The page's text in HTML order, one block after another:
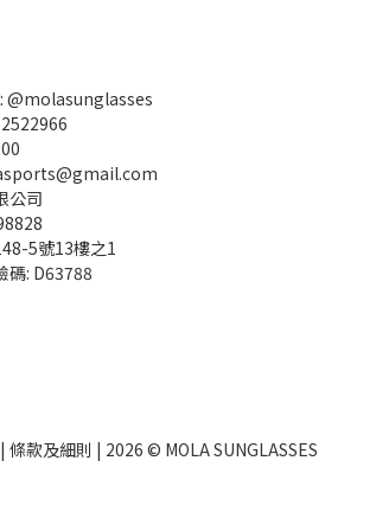
@molasunglasses
公司
5號13樓之1
碼: D63788
條款及細則 | 2026 © MOLA SUNGLASSES